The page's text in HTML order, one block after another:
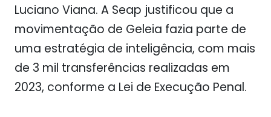
Luciano Viana. A Seap justificou que a
movimentação de Geleia fazia parte de
uma estratégia de inteligência, com mais
de 3 mil transferências realizadas em
2023, conforme a Lei de Execução Penal.